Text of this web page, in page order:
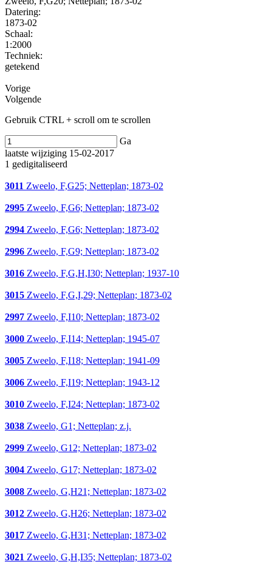
Datering:
1873-02
Schaal:
1:2000
Techniek:
getekend
Vorige
Volgende
Gebruik CTRL + scroll om te scrollen
Ga
laatste wijziging 15-02-2017
1 gedigitaliseerd
3011 Zweelo, F,G25; Netteplan; 1873-02
2995 Zweelo, F,G6; Netteplan; 1873-02
2994 Zweelo, F,G6; Netteplan; 1873-02
2996 Zweelo, F,G9; Netteplan; 1873-02
3016 Zweelo, F,G,H,I30; Netteplan; 1937-10
3015 Zweelo, F,G,I,29; Netteplan; 1873-02
2997 Zweelo, F,I10; Netteplan; 1873-02
3000 Zweelo, F,I14; Netteplan; 1945-07
3005 Zweelo, F,I18; Netteplan; 1941-09
3006 Zweelo, F,I19; Netteplan; 1943-12
3010 Zweelo, F,I24; Netteplan; 1873-02
3038 Zweelo, G1; Netteplan; z.j.
2999 Zweelo, G12; Netteplan; 1873-02
3004 Zweelo, G17; Netteplan; 1873-02
3008 Zweelo, G,H21; Netteplan; 1873-02
3012 Zweelo, G,H26; Netteplan; 1873-02
3017 Zweelo, G,H31; Netteplan; 1873-02
3021 Zweelo, G,H,I35; Netteplan; 1873-02